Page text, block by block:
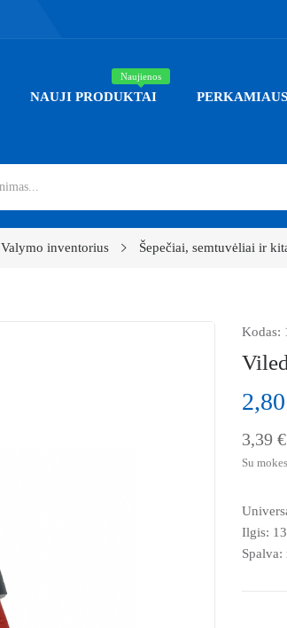
NAUJI PRODUKTAI
Naujienos
Valymo inventorius Šepečiai, semtuvėliai ir
Kodas:
3,39 €
Su
Ilgis:
Spalva: